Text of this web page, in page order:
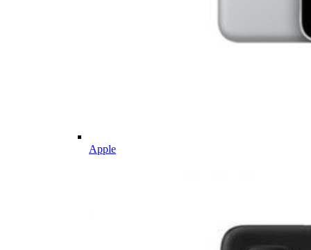
Apple